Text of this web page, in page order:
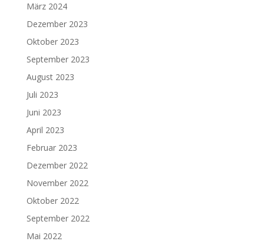
März 2024
Dezember 2023
Oktober 2023
September 2023
August 2023
Juli 2023
Juni 2023
April 2023
Februar 2023
Dezember 2022
November 2022
Oktober 2022
September 2022
Mai 2022